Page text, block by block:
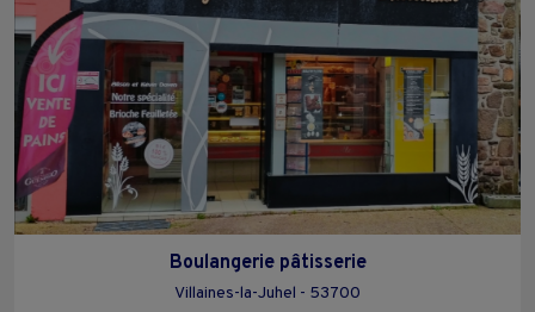
Boulangerie pâtisserie
Villaines-la-Juhel - 53700